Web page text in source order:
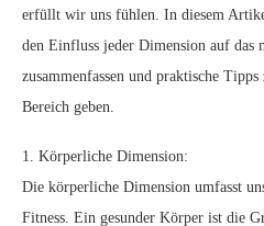
erfüllt wir uns fühlen. In diesem
den Einfluss jeder Dimension auf das
zusammenfassen und praktische
Bereich geben.
1. Körperliche Dimension:
Die körperliche Dimension umfasst
Fitness. Ein gesunder Körper ist die